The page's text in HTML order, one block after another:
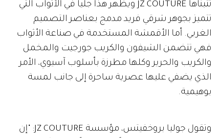
تتبناها JZ COUTURE ويظهر هذا جلياً في الأثواب التي
تتميز بجوهر شرقي فريد مدمج بعناصر التصميم
الغربي. أما الأقمشة المستخدمة في صناعة الأثواب
فهي تتضمن الشيفون والكريب جورجيت والمخمل
والكريب والحرير وكلها مطرزة بأسلوب آسيوي، الأمر
الذي يضفي عليها عصرية ساحرة إلى جانب لمسة
بوهيمية.
وتقول جوليا بروخفيتس، مؤسسة JZ COUTURE: "إن